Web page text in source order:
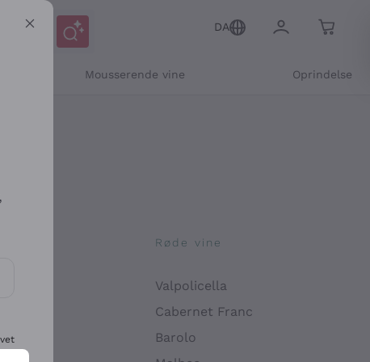
DA
Mousserende vine Oprindelse
Røde vine
Valpolicella
Cabernet Franc
Barolo
og personlige tilbud